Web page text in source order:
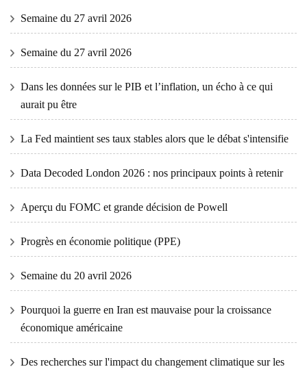
Semaine du 27 avril 2026
Semaine du 27 avril 2026
Dans les données sur le PIB et l’inflation, un écho à ce qui
aurait pu être
La Fed maintient ses taux stables alors que le débat s'intensifie
Data Decoded London 2026 : nos principaux points à retenir
Aperçu du FOMC et grande décision de Powell
Progrès en économie politique (PPE)
Semaine du 20 avril 2026
Pourquoi la guerre en Iran est mauvaise pour la croissance
économique américaine
Des recherches sur l'impact du changement climatique sur les